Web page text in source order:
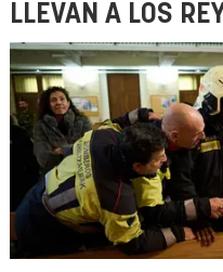
LLEVAN A LOS